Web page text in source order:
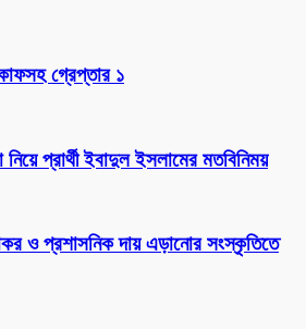
গ্রেপ্তার ১
নিয়ে প্রার্থী ইবাদুল ইসলামের মতবিনিময়
ও প্রশাসনিক দায় এড়ানোর সংস্কৃতিতে